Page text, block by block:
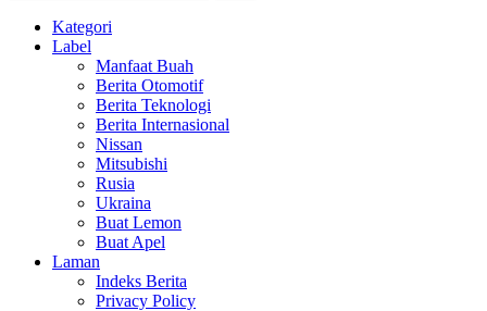
Sekitarna
Kategori
Label
Manfaat Buah
Berita Otomotif
Berita Teknologi
Berita Internasional
Nissan
Mitsubishi
Rusia
Ukraina
Buat Lemon
Buat Apel
Laman
Indeks Berita
Privacy Policy